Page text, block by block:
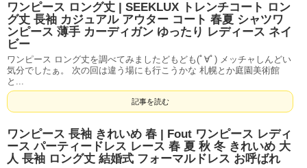
ワンピース ロング丈 | SEEKLUX トレンチコート ロン
グ丈 長袖 カジュアル アウター コート 春夏 シャツワ
ンピース 薄手 カーディガン ゆったり レディース ネイ
ビー
ワンピース ロング丈を調べてみましたどもども(ﾟ∀ﾟ) メッチャしんどい
気分でしたぁ。 次の回は違う場にも行こうかな 札幌とか庭園美術館
と...
記事を読む
ワンピース 長袖 きれいめ 春 | Fout ワンピース レディ
ース パーティードレス レース 春 夏 秋 冬 きれいめ 大
人 長袖 ロング丈 結婚式 フォーマルドレス お呼ばれ